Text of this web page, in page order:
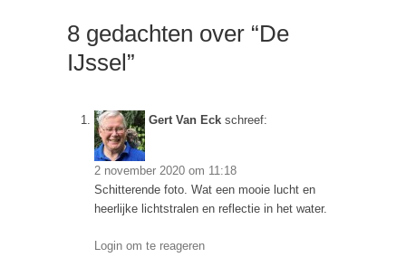
8 gedachten over “De
IJssel”
Gert Van Eck schreef:
2 november 2020 om 11:18
Schitterende foto. Wat een mooie lucht en
heerlijke lichtstralen en reflectie in het water.
Login om te reageren